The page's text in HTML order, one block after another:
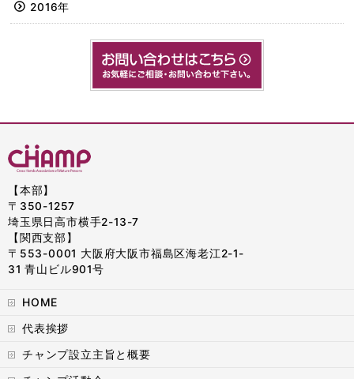
2016年
【本部】
〒350-1257
埼玉県日高市横手2-13-7
【関西支部】
〒553-0001 大阪府大阪市福島区海老江2-1-
31 青山ビル901号
HOME
代表挨拶
チャンプ設立主旨と概要